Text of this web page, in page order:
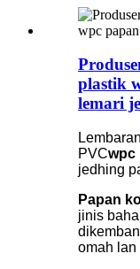
plastik
lemari
PVCwpc
jedhing
Papan
jinis
omah lan